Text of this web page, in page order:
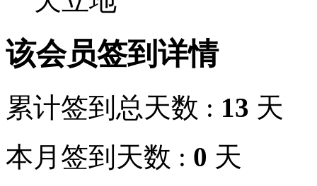
该会员签到详情
累计签到总天数 : 13 天
本月签到天数 : 0 天